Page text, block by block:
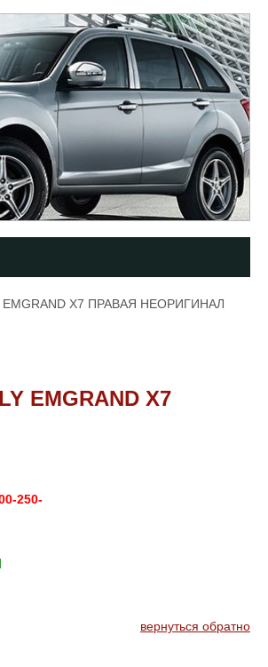
X7 ПРАВАЯ НЕОРИГИНАЛ
EMGRAND X7
250-
вернуться обратно